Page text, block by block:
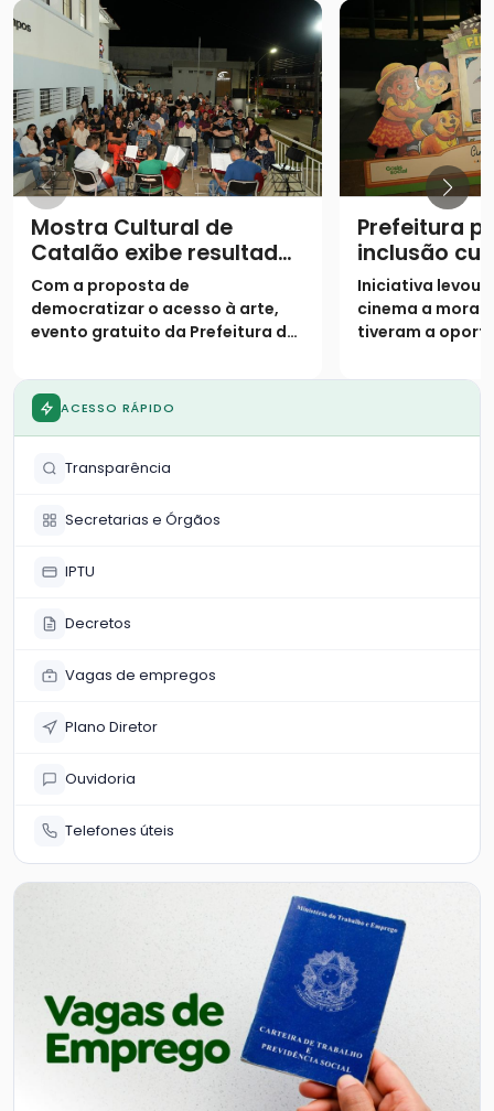
Mostra Cultural de
Catalão exibe resultados
de oficinas semestrais
Com a proposta de
democratizar o acesso à arte,
evento gratuito da Prefeitura de
semestral nesta quarta-feira
Prefeitura
inclusão
projeto
Bem” no
Iniciativa levou
cinema a
tiveram a
exibição
ACESSO RÁPIDO
Transparência
Secretarias e Órgãos
IPTU
Decretos
Vagas de empregos
Plano Diretor
Ouvidoria
Telefones úteis